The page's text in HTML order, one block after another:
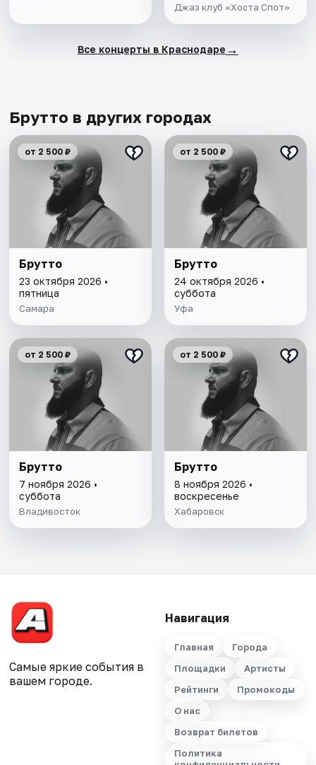
Джаз клуб «Хоста Спот»
Все концерты в Краснодаре →
Брутто в других городах
от 2 500 ₽
Брутто
23 октября 2026 •
пятница
Самара
от 2 500 ₽
Брутто
24 октября 2026 •
суббота
Уфа
от 2 500 ₽
Брутто
7 ноября 2026 •
суббота
Владивосток
от 2 500 ₽
Брутто
8 ноября 2026 •
воскресенье
Хабаровск
Самые яркие события в
вашем городе.
Навигация
Главная
Города
Площадки
Артисты
Рейтинги
Промокоды
О нас
Возврат билетов
Политика